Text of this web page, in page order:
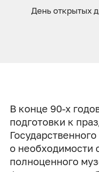
День открытых
В конце 90-х
подготовки к
о необходимости
полноценного